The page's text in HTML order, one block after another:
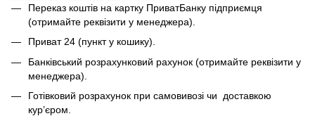
Переказ коштів на картку ПриватБанку підприємця
(отримайте реквізити у менеджера).
Приват 24 (пункт у кошику).
Банківський розрахунковий рахунок (отримайте реквізити у
менеджера).
Готівковий розрахунок при самовивозі чи доставкою
кур’єром.